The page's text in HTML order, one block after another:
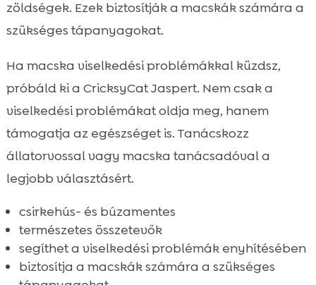
zöldségek. Ezek biztosítják a macskák számára a
szükséges tápanyagokat.
Ha macska viselkedési problémákkal küzdsz,
próbáld ki a CricksyCat Jaspert. Nem csak a
viselkedési problémákat oldja meg, hanem
támogatja az egészséget is. Tanácskozz
állatorvossal vagy macska tanácsadóval a
legjobb választásért.
csirkehús- és búzamentes
természetes összetevők
segíthet a viselkedési problémák enyhítésében
biztosítja a macskák számára a szükséges